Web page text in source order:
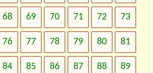
68 69 70 71 72 73
76 77 78 79 80 81
84 85 86 87 88 89